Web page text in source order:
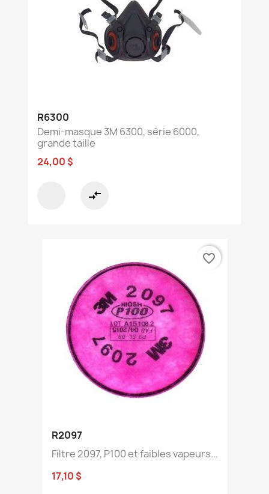
R6300
Demi-masque 3M 6300, série 6000,
grande taille
24,00 $
compare_arrows
R2097
Filtre 2097, P100 et faibles vapeurs...
17,10 $
favorite_border